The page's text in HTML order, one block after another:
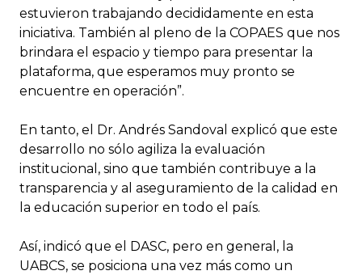
estuvieron trabajando decididamente en esta
iniciativa. También al pleno de la COPAES que nos
brindara el espacio y tiempo para presentar la
plataforma, que esperamos muy pronto se
encuentre en operación”.
En tanto, el Dr. Andrés Sandoval explicó que este
desarrollo no sólo agiliza la evaluación
institucional, sino que también contribuye a la
transparencia y al aseguramiento de la calidad en
la educación superior en todo el país.
Así, indicó que el DASC, pero en general, la
UABCS, se posiciona una vez más como un